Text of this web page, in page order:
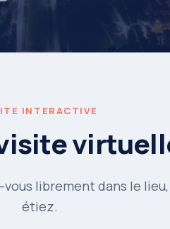
INTERACTIVE
librement dans le
étiez.